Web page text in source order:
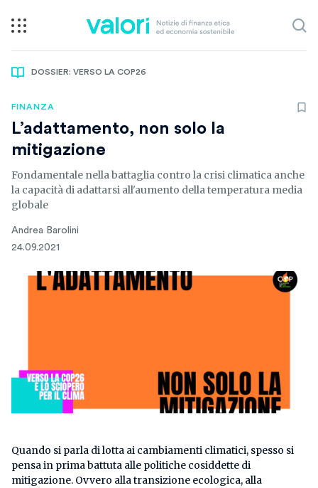
DOSSIER: VERSO LA COP26
FINANZA
L’adattamento, non solo la
mitigazione
Fondamentale nella battaglia contro la crisi climatica anche
la capacità di adattarsi all'aumento della temperatura media
globale
Andrea Barolini
24.09.2021
Quando si parla di lotta ai cambiamenti climatici, spesso si
pensa in prima battuta alle politiche cosiddette di
mitigazione. Ovvero alla transizione ecologica, alla